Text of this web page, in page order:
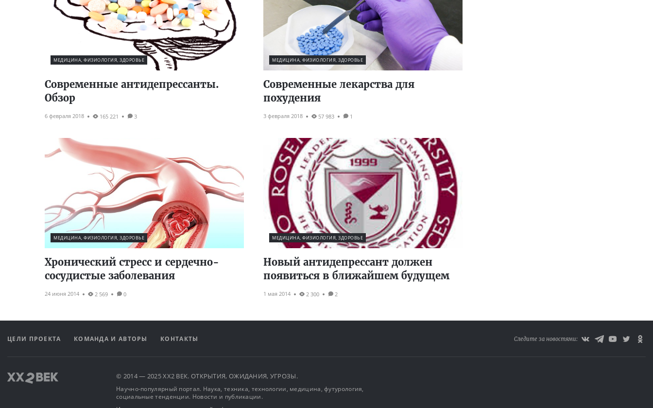
МЕДИЦИНА, ФИЗИОЛОГИЯ, ЗДОРОВЬЕ
Современные антидепрессанты.
Обзор
6 февраля 2018 165 221 3
МЕДИЦИНА, ФИЗИОЛОГИЯ, ЗДОРОВЬЕ
Современные лекарства для
похудения
3 февраля 2018 57 983 1
МЕДИЦИНА, ФИЗИОЛОГИЯ, ЗДОРОВЬЕ
Хронический стресс и сердечно-
сосудистые заболевания
24 июня 2014 2 569 0
МЕДИЦИНА, ФИЗИОЛОГИЯ, ЗДОРОВЬЕ
Новый антидепрессант должен
появиться в ближайшем будущем
1 мая 2014 2 300 2
ЦЕЛИ ПРОЕКТА КОМАНДА И АВТОРЫ КОНТАКТЫ Следите за новостями:
© 2014 — 2025 XX2 ВЕК. ОТКРЫТИЯ, ОЖИДАНИЯ, УГРОЗЫ.
Научно-популярный портал. Наука, техника, технологии, медицина, футурология,
социальные тенденции. Новости и публикации.